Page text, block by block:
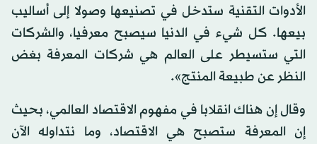
الأدوات التقنية ستدخل في تصنيعها وصولا إلى أساليب
بيعها. كل شيء في الدنيا سيصبح معرفيا، والشركات
التي ستسيطر على العالم هي شركات المعرفة بغض
النظر عن طبيعة المنتج».
وقال إن هناك انقلابا في مفهوم الاقتصاد العالمي، بحيث
إن المعرفة ستصبح هي الاقتصاد، وما نتداوله الآن